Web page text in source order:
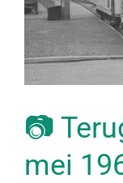
📷
mei